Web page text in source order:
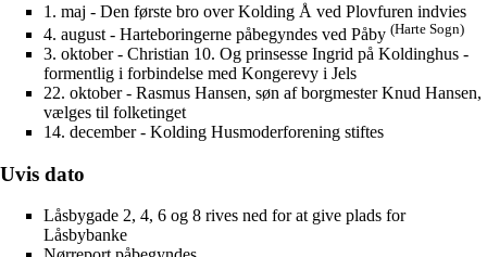
1. maj - Den første bro over Kolding Å ved Plovfuren indvies
4. august - Harteboringerne påbegyndes ved Påby (Harte Sogn)
3. oktober - Christian 10. Og prinsesse Ingrid på Koldinghus -
formentlig i forbindelse med Kongerevy i Jels
22. oktober - Rasmus Hansen, søn af borgmesterKnud Hansen,
vælges til folketinget
14. december - Kolding Husmoderforening stiftes
Uvis dato
Låsbygade 2, 4, 6 og 8 rives ned for at give plads for
Låsbybanke